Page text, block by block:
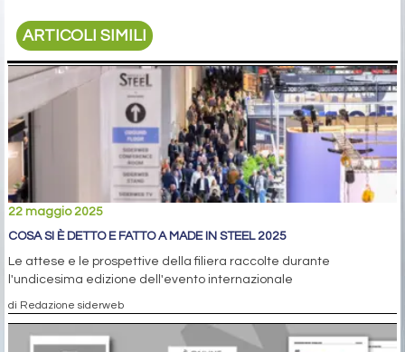
ARTICOLI SIMILI
22 maggio 2025
COSA SI È DETTO E FATTO A MADE IN STEEL 2025
Le attese e le prospettive della filiera raccolte durante
l'undicesima edizione dell'evento internazionale
di Redazione siderweb